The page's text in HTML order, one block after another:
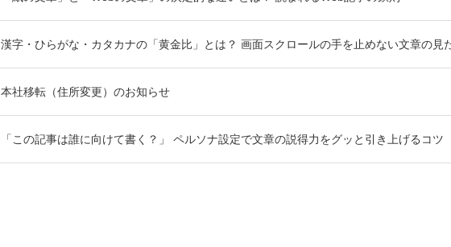
漢字・ひらがな・カタカナの「黄金比」とは？ 画面スクロールの手を止めない文章の見
本社移転（住所変更）のお知らせ
「この記事は誰に向けて書く？」 ペルソナ設定で文章の説得力をグッと引き上げるコツ